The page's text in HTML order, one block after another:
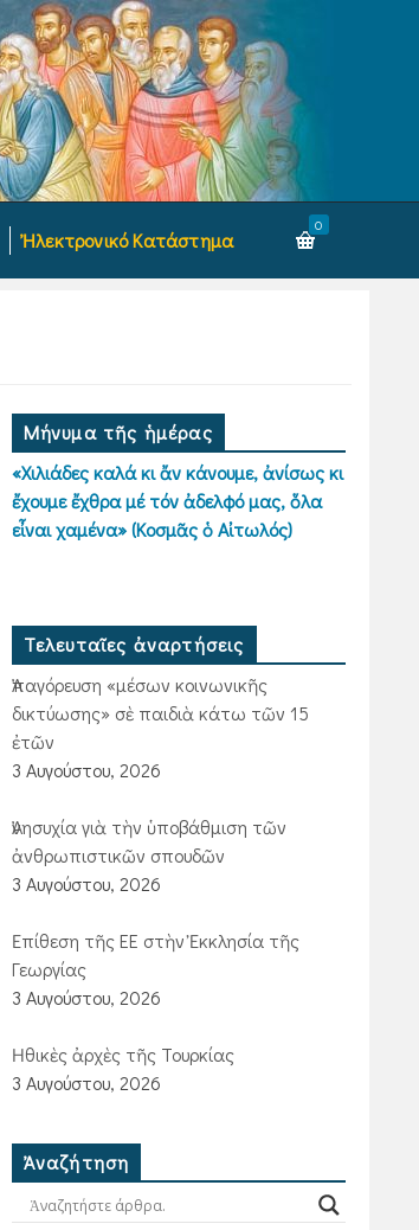
Ἠλεκτρονικό Κατάστημα
0
Μήνυμα τῆς ἡμέρας
«Χιλιάδες καλά κι ἄν κάνουμε, ἀνίσως κι
ἔχουμε ἔχθρα μέ τόν ἀδελφό μας, ὅλα
εἶναι χαμένα» (Κοσμᾶς ὁ Αἰτωλός)
Τελευταῖες ἀναρτήσεις
Ἀπαγόρευση «μέσων κοινωνικῆς
δικτύωσης» σὲ παιδιὰ κάτω τῶν 15
ἐτῶν
3 Αυγούστου, 2026
Ἀνησυχία γιὰ τὴν ὑποβάθμιση τῶν
ἀνθρωπιστικῶν σπουδῶν
3 Αυγούστου, 2026
Ἐπίθεση τῆς ΕΕ στὴν Ἐκκλησία τῆς
Γεωργίας
3 Αυγούστου, 2026
Ἠθικὲς ἀρχὲς τῆς Τουρκίας
3 Αυγούστου, 2026
Ἀναζήτηση